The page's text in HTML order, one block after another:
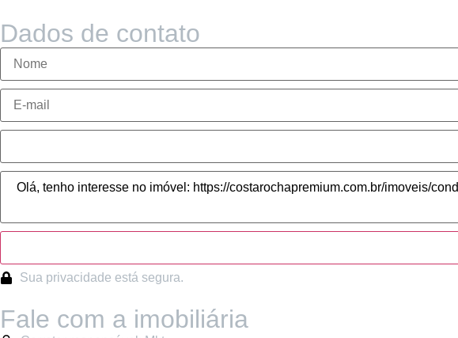
Dados de contato
Sua privacidade está segura.
Fale com a imobiliária